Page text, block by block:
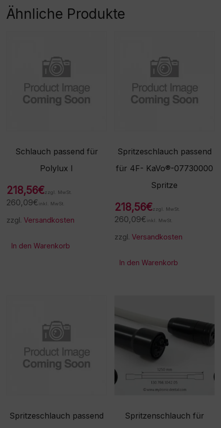
Achtung:
Sonderanfertigung! Bitte
ist. Vielen Dank für Ihr
Verständnis! -
Beschaffungsartikel!Rückn
ahme /Umtausch nicht
möglich!
Ähnliche Produkte
Schlauch passend für
Polylux I
218,56€zzgl. MwSt.
260,09€ inkl. MwSt.
zzgl.Versandkosten
In den Warenkorb
Spritzeschlauch passend
für 4F- KaVo®-07730000
Spritze
218,56€zzgl. MwSt.
260,09€ inkl. MwSt.
zzgl.Versandkosten
In den Warenkorb
Spritzeschlauch passend
Spritzenschlauch für